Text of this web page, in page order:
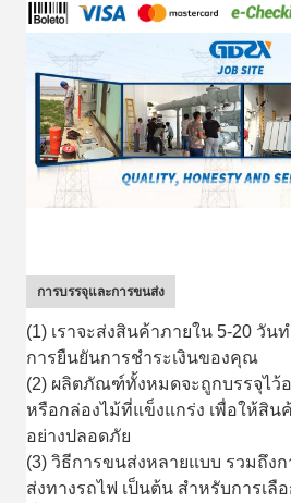
การบรรจุและการขนส่ง
(1) เราจะส่งสินค้าภายใน 5-20 วัน
การยืนยันการชําระเงินของคุณ
(2) ผลิตภัณฑ์ทั้งหมดจะถูกบรรจุไว้
หรือกล่องไม้ที่แข็งแกร่ง เพื่อให้สิน
อย่างปลอดภัย
(3) วิธีการขนส่งหลายแบบ รวมถึงก
ส่งทางรถไฟ เป็นต้น สําหรับการเ